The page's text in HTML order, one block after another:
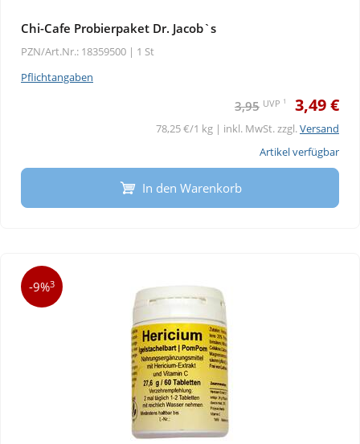
Chi-Cafe Probierpaket Dr. Jacob`s
PZN/Art.Nr.: 18359500 | 1 St
Pflichtangaben
3,95 UVP 1 3,49 €
78,25 €/1 kg | inkl. MwSt. zzgl.Versand
Artikel verfügbar
In den Warenkorb
-9%3